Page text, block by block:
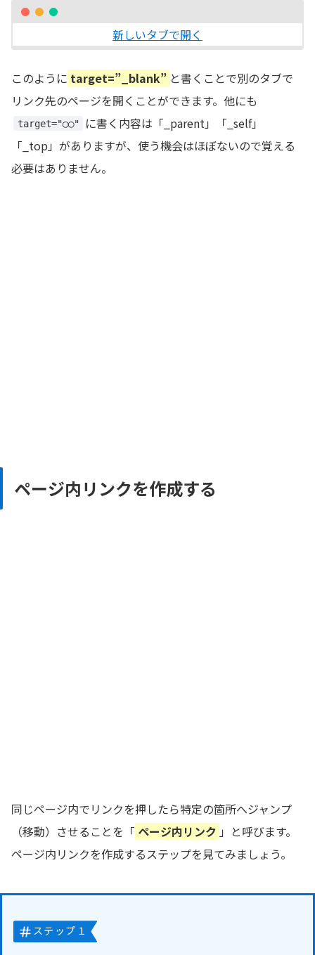
新しいタブで開く
このように target=”_blank” と書くことで別のタブで
リンク先のページを開くことができます。他にも
target="◯◯"
に書く内容は「_parent」「_self」
「_top」がありますが、使う機会はほぼないので覚える
必要はありません。
ページ内リンクを作成する
同じページ内でリンクを押したら特定の箇所へジャンプ
（移動）させることを「 ページ内リンク 」と呼びます。
ページ内リンクを作成するステップを見てみましょう。
ステップ１